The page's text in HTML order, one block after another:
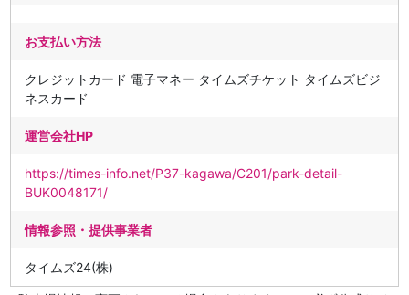
お支払い方法
クレジットカード 電子マネー タイムズチケット タイムズビジ
ネスカード
運営会社HP
https://times-info.net/P37-kagawa/C201/park-detail-
BUK0048171/
情報参照・提供事業者
タイムズ24(株)